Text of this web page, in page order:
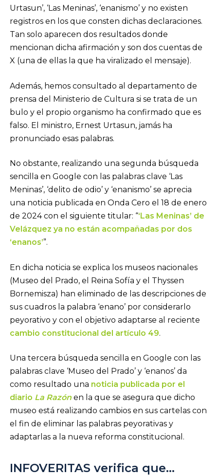
Urtasun’, ‘Las Meninas’, ‘enanismo’ y no existen
registros en los que consten dichas declaraciones.
Tan solo aparecen dos resultados donde
mencionan dicha afirmación y son dos cuentas de
X (una de ellas la que ha viralizado el mensaje).
Además, hemos consultado al departamento de
prensa del Ministerio de Cultura si se trata de un
bulo y el propio organismo ha confirmado que es
falso. El ministro, Ernest Urtasun, jamás ha
pronunciado esas palabras.
No obstante, realizando una segunda búsqueda
sencilla en Google con las palabras clave ‘Las
Meninas’, ‘delito de odio’ y ‘enanismo’ se aprecia
una noticia publicada en Onda Cero el 18 de enero
de 2024 con el siguiente titular: “‘Las Meninas’ de
Velázquez ya no están acompañadas por dos
‘enanos’”.
En dicha noticia se explica los museos nacionales
(Museo del Prado, el Reina Sofía y el Thyssen
Bornemisza) han eliminado de las descripciones de
sus cuadros la palabra ‘enano’ por considerarlo
peyorativo y con el objetivo adaptarse al reciente
cambio constitucional del artículo 49.
Una tercera búsqueda sencilla en Google con las
palabras clave ‘Museo del Prado’ y ‘enanos’ da
como resultado una noticia publicada por el
diario La Razón en la que se asegura que dicho
museo está realizando cambios en sus cartelas con
el fin de eliminar las palabras peyorativas y
adaptarlas a la nueva reforma constitucional.
INFOVERITAS verifica que…